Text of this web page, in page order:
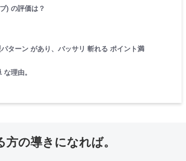
) の評価は？
ターン があり、バッサリ 斬れる ポイント満
理由。
の導きになれば。